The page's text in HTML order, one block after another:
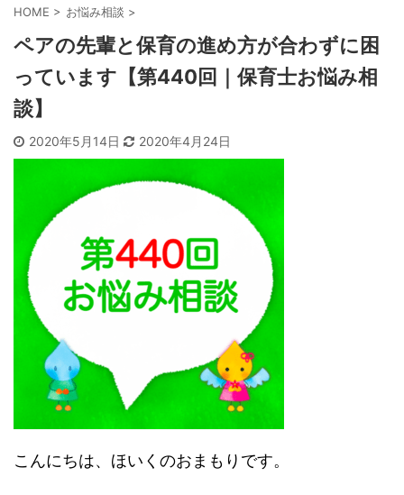
HOME > お悩み相談 >
ペアの先輩と保育の進め方が合わずに困
っています【第440回｜保育士お悩み相
談】
2020年5月14日 2020年4月24日
こんにちは、ほいくのおまもりです。